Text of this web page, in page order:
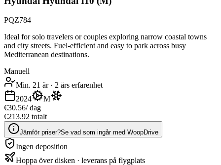
PQZ784
Ideal for solo travelers or couples exploring narrow coastal towns
and city streets. Fuel-efficient and easy to park across busy
Mediterranean destinations.
Manuell
Min. 21 år· 2 års erfarenhet
2024
M
€30.56/ dag
€213.92 totalt
Jämför priser?Se vad som ingår med WoopDrive
Ingen deposition
Hoppa över disken · leverans på flygplats